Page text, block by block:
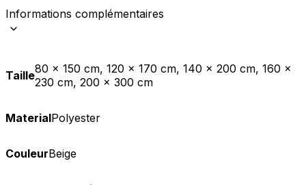
Informations complémentaires
Taille80 x 150 cm, 120 x 170 cm, 140 x 200 cm, 160 x
230 cm, 200 x 300 cm
MaterialPolyester
CouleurBeige